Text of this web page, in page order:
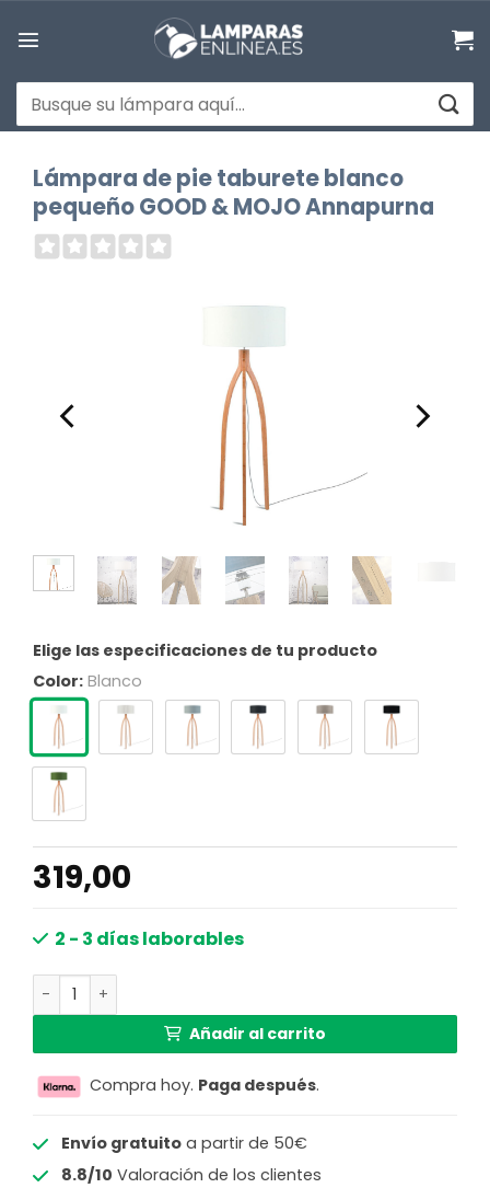
Buscar
por:
Lámpara de pie taburete blanco
pequeño GOOD & MOJO Annapurna
Elige las especificaciones de tu producto
Color: Blanco
319,00
2 - 3 días laborables
Lámpara de pie taburete blanco pequeño GOOD &
Añadir al carrito
Compra hoy. Paga después.
Envío gratuitoa partir de 50€
8.8/10 Valoración de los clientes